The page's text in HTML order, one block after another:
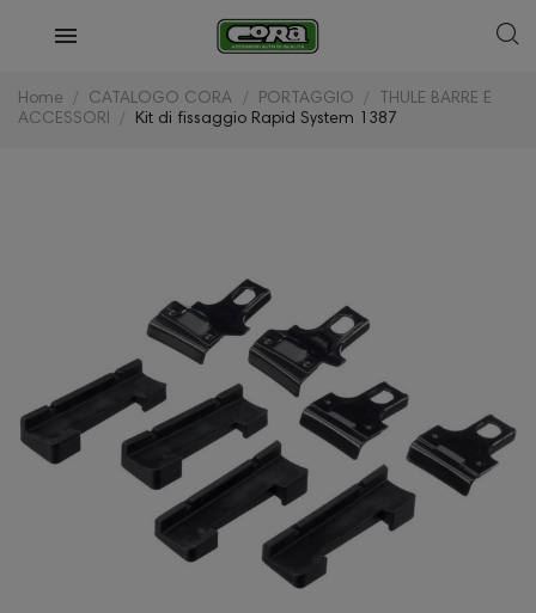
Home CATALOGO CORA PORTAGGIO
THULE BARRE E
ACCESSORI
Kit di fissaggio Rapid System 1387